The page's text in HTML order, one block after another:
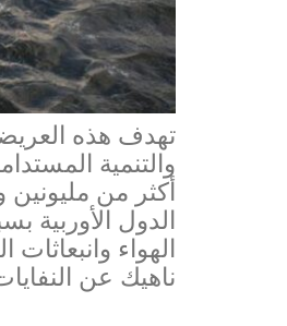
تهدف هذه
والتنمية
أكثر من
الدول الأوربية
الهواء
ناهيك عن